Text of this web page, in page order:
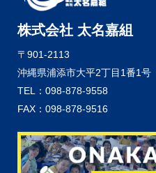
株式会社 太名嘉組
〒901-2113
沖縄県浦添市大平2丁目1番1号
TEL：098-878-9558
FAX：098-878-9516